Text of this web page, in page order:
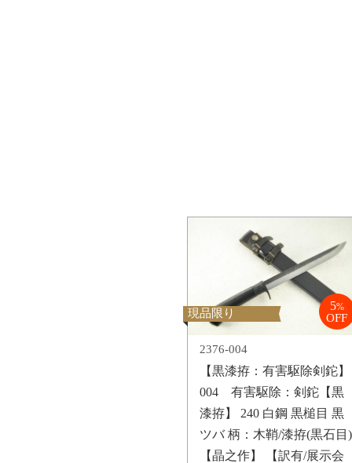
現品限り
5%
OFF
2376-004
【黒漆拵：有害駆除剣鉈】
004 有害駆除：剣鉈【黒
漆拵】 240 白鋼 黒槌目 黒
ツバ 柄：木鞘/漆拵(黒石目)
【晶之作】 【訳有/展示会